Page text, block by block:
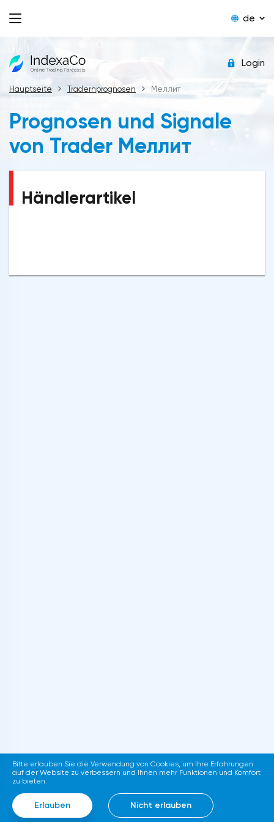
de
Login
Hauptseite Tradernprognosen Меллит
Prognosen und Signale
von Trader Меллит
Händlerartikel
Bitte erlauben Sie die Verwendung von Cookies, um Ihre Erfahrungen
auf der Website zu verbessern und Ihnen mehr Funktionen und Komfort
zu bieten.
Erlauben Nicht erlauben